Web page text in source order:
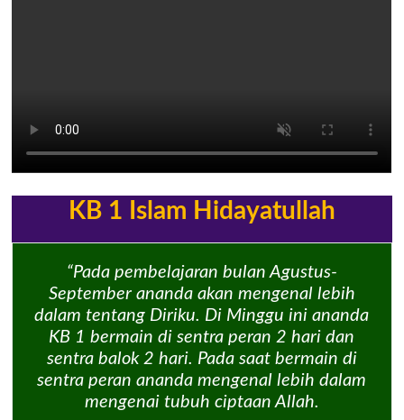
KB 1 Islam Hidayatullah
“Pada pembelajaran bulan Agustus-
September ananda akan mengenal lebih
dalam tentang Diriku. Di Minggu ini ananda
KB 1 bermain di sentra peran 2 hari dan
sentra balok 2 hari. Pada saat bermain di
sentra peran ananda mengenal lebih dalam
mengenai tubuh ciptaan Allah.